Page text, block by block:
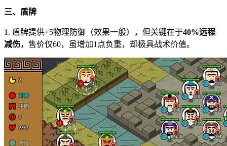
三、盾牌
1. 盾牌提供+5物理防御（效果一般），但关键在于40%远程
减伤，售价仅60，虽增加1点负重，却极具战术价值。